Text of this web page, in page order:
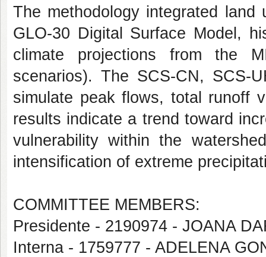
The methodology integrated
GLO-30 Digital Surface Model,
climate projections from the
scenarios). The SCS-CN, SCS-
simulate peak flows, total runoff
results indicate a trend toward
vulnerability within the
intensification of extreme
COMMITTEE MEMBERS:
Presidente - 2190974 - JOANA
Interna - 1759777 - ADELENA